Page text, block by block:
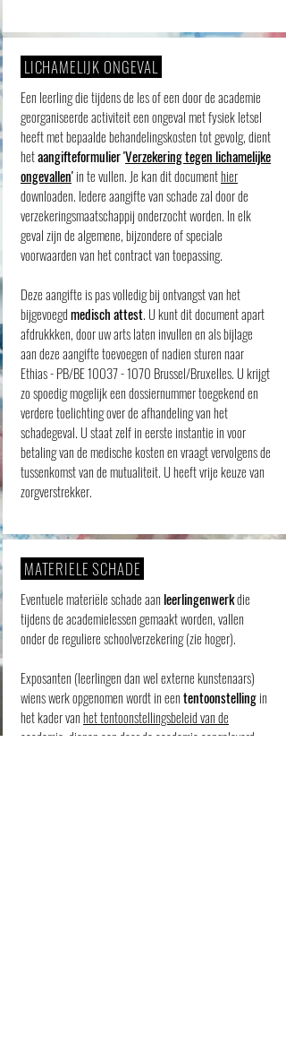
LICHAMELIJK ONGEVAL
Een leerling die tijdens de les of een door de academie
georganiseerde activiteit een ongeval met fysiek letsel
heeft met bepaalde behandelingskosten tot gevolg, dient
hetaangifteformulier 'Verzekering tegen lichamelijke
ongevallen'in te vullen. Je kan dit documenthier
downloaden. Iedere aangifte van schade zal door de
verzekeringsmaatschappij onderzocht worden. In elk
geval zijn de algemene, bijzondere of speciale
voorwaarden van het contract van toepassing.
Deze aangifte is pas volledig bij ontvangst van het
bijgevoegdmedisch attest. U kunt dit document apart
afdrukkken, door uw arts laten invullen en als bijlage
aan deze aangifte toevoegen of nadien sturen naar
Ethias - PB/BE10037 - 1070 Brussel/Bruxelles. U krijgt
zo spoedig mogelijk een dossiernummer toegekend en
verdere toelichting over de afhandeling van het
schadegeval. U staat zelf in eerste instantie in voor
betaling van de medische kosten en vraagt vervolgens de
tussenkomst van de mutualiteit. U heeft vrije keuze van
zorgverstrekker.
MATERIELE SCHADE
Eventuele materiële schade aan leerlingenwerkdie
tijdens de academielessen gemaakt worden, vallen
onder de reguliere schoolverzekering (zie hoger).
Exposanten (leerlingen dan wel externe kunstenaars)
wiens werk opgenomen wordt in eententoonstellingin
het kader vanhet tentoonstellingsbeleid van de
academie , dienen een door de academie aangeleverd